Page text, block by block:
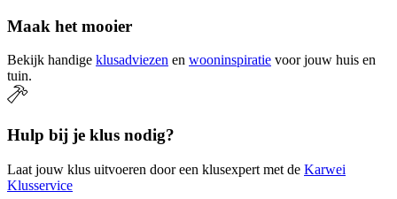
Maak het mooier
Bekijk handige klusadviezen en wooninspiratie voor jouw huis en
tuin.
Hulp bij je klus nodig?
Laat jouw klus uitvoeren door een klusexpert met de Karwei
Klusservice